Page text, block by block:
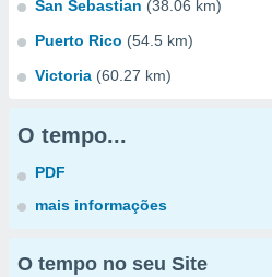
San Sebastian (38.06 km)
Puerto Rico (54.5 km)
Victoria (60.27 km)
O tempo...
PDF
mais informações
O tempo no seu Site